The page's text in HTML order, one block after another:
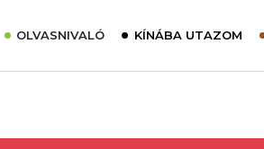
OLVASNIVALÓ KÍNÁBA UTAZOM